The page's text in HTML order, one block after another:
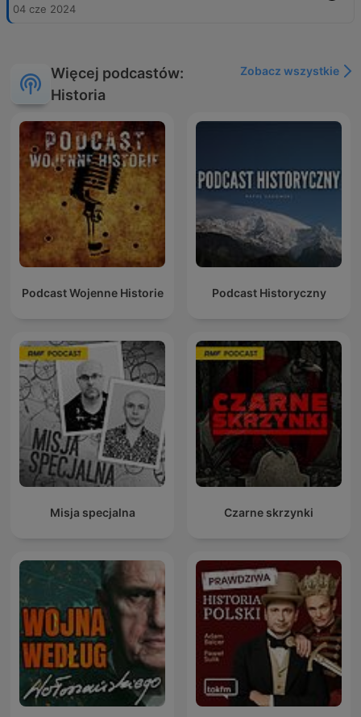
04 cze 2024
Więcej podcastów:
Historia
Zobacz wszystkie
Podcast Wojenne Historie Podcast Historyczny
Misja specjalna Czarne skrzynki